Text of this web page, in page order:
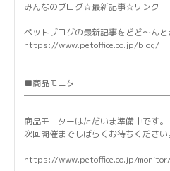
みんなのブログ☆最新記事☆リンク
ペットブログの最新記事をどど～ん
https://www.petoffice.co.jp/blog/
■商品モニター
商品モニターはただいま準備中です。
次回開催までしばらくお待ちください
https://www.petoffice.co.jp/monitor/